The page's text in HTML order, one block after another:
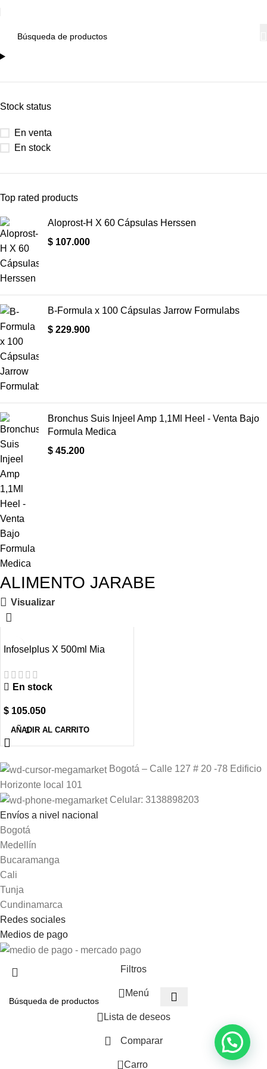
Stock status
En venta
En stock
Top rated products
Aloprost-H X 60 Cápsulas Herssen
$ 107.000
B-Formula x 100 Cápsulas Jarrow Formulabs
$ 229.900
Bronchus Suis Injeel Amp 1,1Ml Heel - Venta Bajo
Formula Medica
$ 45.200
ALIMENTO JARABE
Visualizar
Infoselplus X 500ml Mia
En stock
$ 105.050
AÑADIR AL CARRITO
Bogotá – Calle 127 # 20 -78 Edificio
Horizonte local 101
Celular: 3138898203
Envíos a nivel nacional
Bogotá
Medellín
Bucaramanga
Cali
Tunja
Cundinamarca
Redes sociales
Medios de pago
Filtros
Menú
Lista de deseos
Comparar
0 Carro